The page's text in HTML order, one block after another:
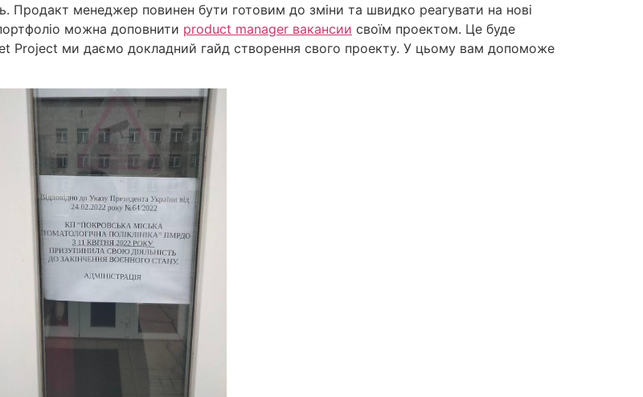
Продакт менеджер повинен бути готовим до зміни та швидко реагувати на нові
можна доповнити product manager вакансии своїм проектом. Це буде
Project ми даємо докладний гайд створення свого проекту. У цьому вам допоможе